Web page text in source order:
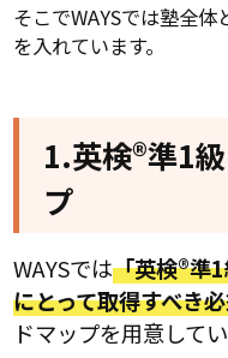
そこでWAYSでは塾全
を入れています。
1.英検®準1
プ
WAYSでは「英検®準
にとって取得すべき
ドマップを用意してい